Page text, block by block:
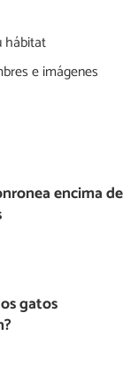
hábitat
e imágenes
encima de
gatos